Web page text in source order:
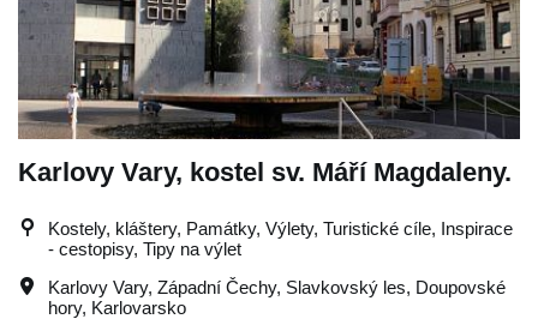
Karlovy Vary, kostel sv. Máří Magdaleny.
Kostely, kláštery, Památky, Výlety, Turistické cíle, Inspirace
- cestopisy, Tipy na výlet
Karlovy Vary, Západní Čechy, Slavkovský les, Doupovské
hory, Karlovarsko